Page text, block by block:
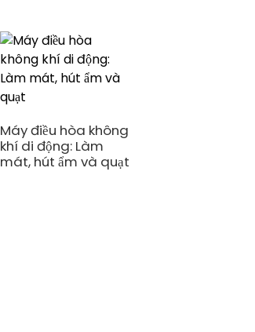
Máy điều hòa không
khí di động: Làm
mát, hút ẩm và quạt